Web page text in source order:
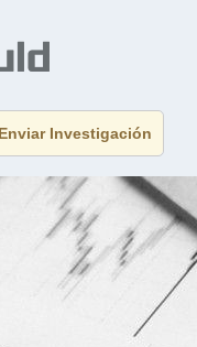
Enviar Investigación